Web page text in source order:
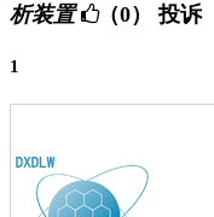
析装置
（0） 投诉
1